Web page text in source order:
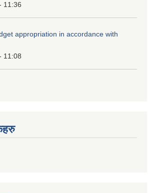
11:36
appropriation in accordance with
11:08